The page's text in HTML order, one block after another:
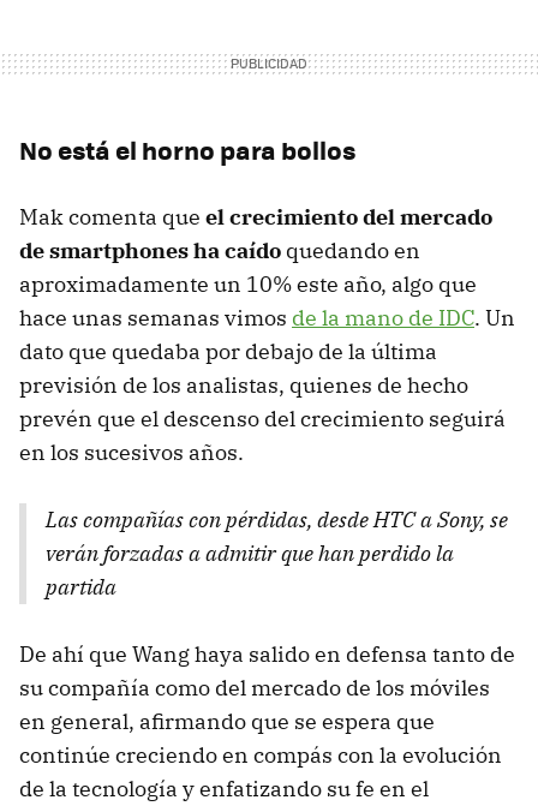
No está el horno para bollos
Mak comenta que el crecimiento del mercado
de smartphones ha caído quedando en
aproximadamente un 10% este año, algo que
hace unas semanas vimos de la mano de IDC. Un
dato que quedaba por debajo de la última
previsión de los analistas, quienes de hecho
prevén que el descenso del crecimiento seguirá
en los sucesivos años.
Las compañías con pérdidas, desde HTC a Sony, se
verán forzadas a admitir que han perdido la
partida
De ahí que Wang haya salido en defensa tanto de
su compañía como del mercado de los móviles
en general, afirmando que se espera que
continúe creciendo en compás con la evolución
de la tecnología y enfatizando su fe en el